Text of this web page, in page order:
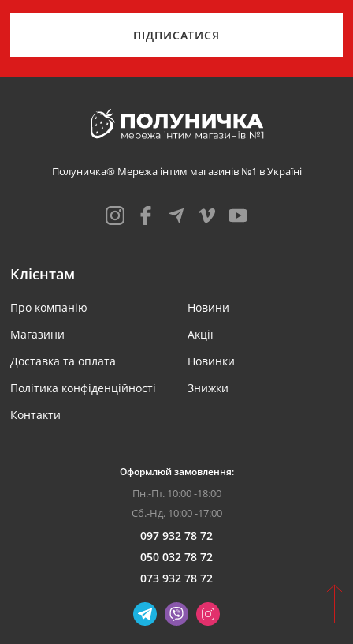
ПІДПИСАТИСЯ
Полуничка® Мережа інтим магазинів №1 в Україні
Клієнтам
Про компанію
Магазини
Доставка та оплата
Політика конфіденційності
Контакти
Новини
Акції
Новинки
Знижки
Оформлюй замовлення:
Пн.-Пт. 10:00 -18:00
Сб.-Нд. 10:00 -17:00
097 932 78 72
050 032 78 72
073 932 78 72